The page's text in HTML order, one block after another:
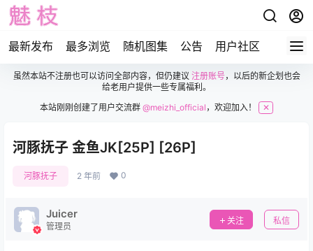
最新发布 最多浏览 随机图集 公告 用户社区
虽然本站不注册也可以访问全部内容，但仍建议 注册账号，以后的新企划也会
给老用户提供一些专属福利。
本站刚刚创建了用户交流群@meizhi_official ，欢迎加入！ ✕
河豚抚子 金鱼JK[25P] [26P]
河豚抚子 2 年前 0
Juicer
管理员
关注 私信